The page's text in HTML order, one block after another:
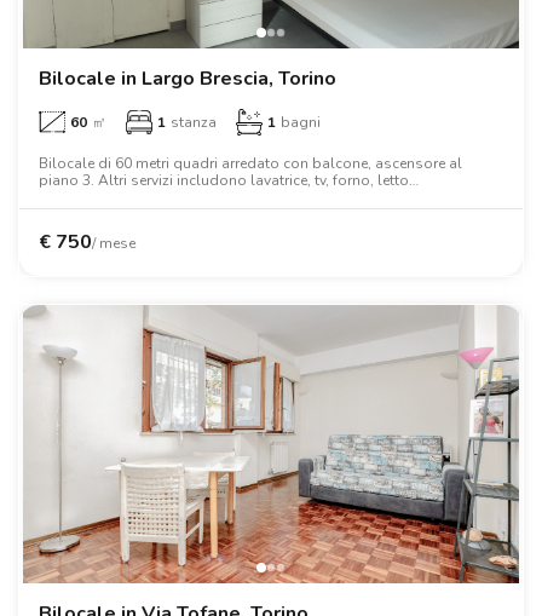
Ville
Loft
Ville
Loft
Ville
Loft
Ville
Loft
Ville
Loft
Ville
Loft
Firenze
Ville
Loft
Roma
Ville
Loft
Napoli
Ville
Loft
Catania
Ville
Loft
Padova
Ville
Loft
Bilocale in Largo Brescia, Torino
60 ㎡ 1 stanza 1 bagni
Bilocale di 60 metri quadri arredato con balcone, ascensore al
piano 3. Altri servizi includono lavatrice, tv, forno, letto
€ 750/ mese